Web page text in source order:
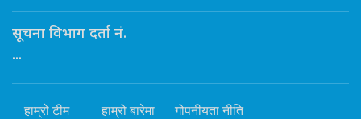
सूचना विभाग दर्ता नं.
...
हाम्रो टीम हाम्रो बारेमा गोपनीयता नीति